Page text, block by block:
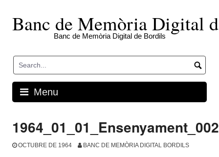
contentBanc de Memòria Digital
Banc de Memòria Digital de Bordils
Menu
OCTUBRE DE 1964 BANC DE MEMÒRIA DIGITAL BORDILS